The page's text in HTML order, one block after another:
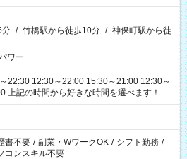
分 / 竹橋駅から徒歩10分 / 神保町駅から徒
ワー
22:30 12:30～22:00 15:30～21:00 12:30～
※
能性があります
書不要 / 副業・WワークOK / シフト勤務 /
コンスキル不要